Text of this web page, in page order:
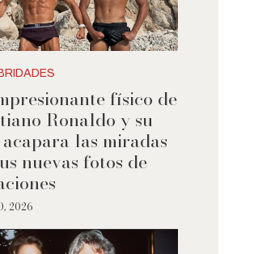
físico de
Ronaldo y su
las miradas
nuevas fotos de
2026